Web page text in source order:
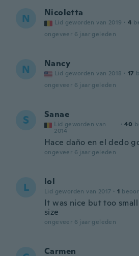
N Nicoletta
Lid geworden van 2019 · 4
ongeveer 6 jaar geleden
N Nancy
Lid geworden van 2018 · 17
ongeveer 6 jaar geleden
S Sanae
Lid geworden van
2014
· 40
Hace daño en el dedo
ongeveer 6 jaar geleden
L lol
Lid geworden van 2017 · 1
It was nice but too
size
ongeveer 6 jaar geleden
Carmen